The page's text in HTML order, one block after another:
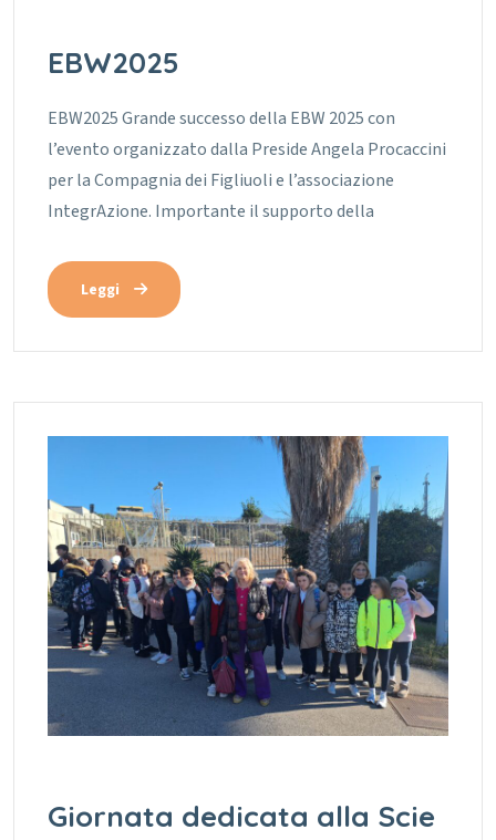
EBW2025
EBW2025 Grande successo della EBW 2025 con
l’evento organizzato dalla Preside Angela Procaccini
per la Compagnia dei Figliuoli e l’associazione
IntegrAzione. Importante il supporto della
Leggi
Giornata dedicata alla Scie